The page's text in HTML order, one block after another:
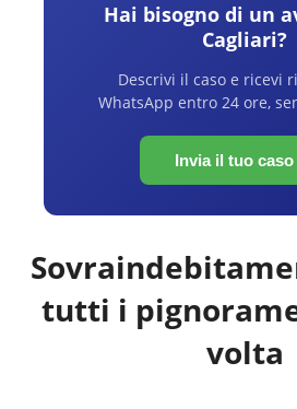
Hai bisogno di un
Cagliari?
Descrivi il caso e ricevi
WhatsApp entro 24 ore,
Invia il tuo
tutti i
volta